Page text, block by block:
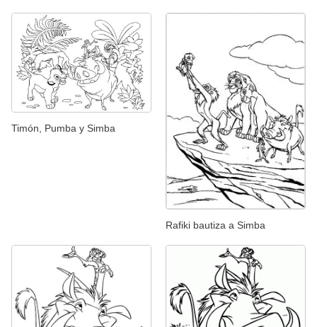
Timón, Pumba y Simba
Rafiki bautiza a Simba